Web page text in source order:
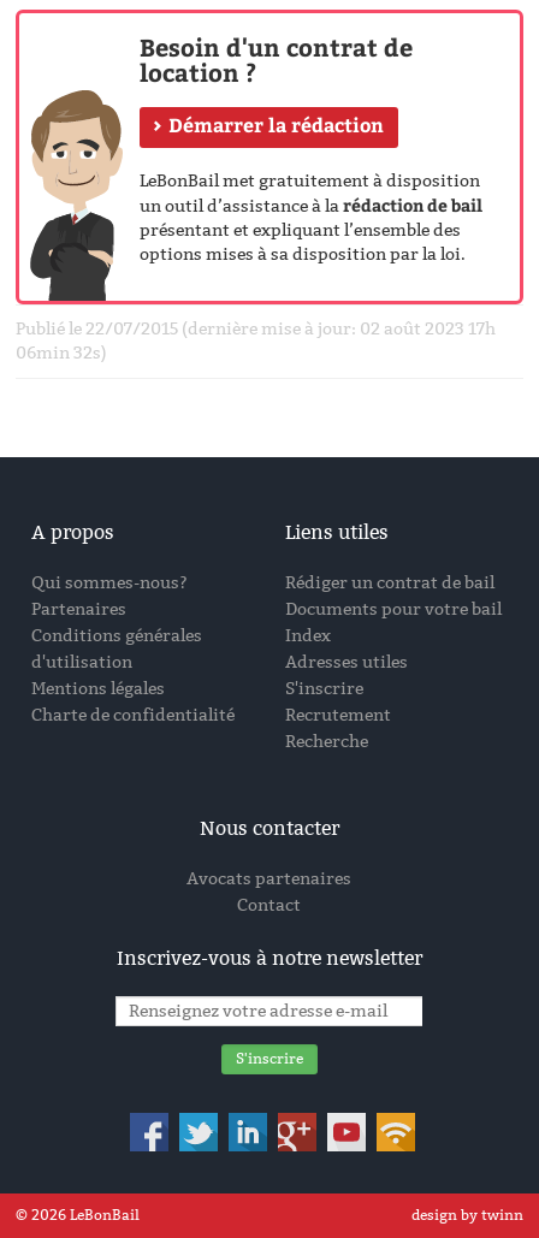
Besoin d'un contrat de
location ?
Démarrer la rédaction
LeBonBail met gratuitement à disposition
un outil d’assistance à larédaction de bail
présentant et expliquant l’ensemble des
options mises à sa disposition par la loi.
Publié le 22/07/2015 (dernière mise à jour: 02 août 2023 17h
06min 32s)
A propos
Qui sommes-nous?
Partenaires
Conditions générales
d'utilisation
Mentions légales
Charte de confidentialité
Liens utiles
Rédiger un contrat de bail
Documents pour votre bail
Index
Adresses utiles
S'inscrire
Recrutement
Recherche
Nous contacter
Avocats partenaires
Contact
Inscrivez-vous à notre newsletter
© 2026 LeBonBail design by twinn